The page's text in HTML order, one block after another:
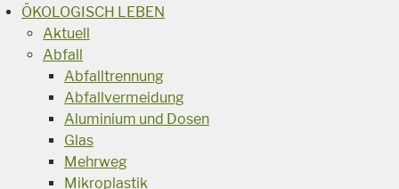
ÖKOLOGISCH LEBEN
Aktuell
Abfall
Abfalltrennung
Abfallvermeidung
Aluminium und Dosen
Glas
Mehrweg
Mikroplastik